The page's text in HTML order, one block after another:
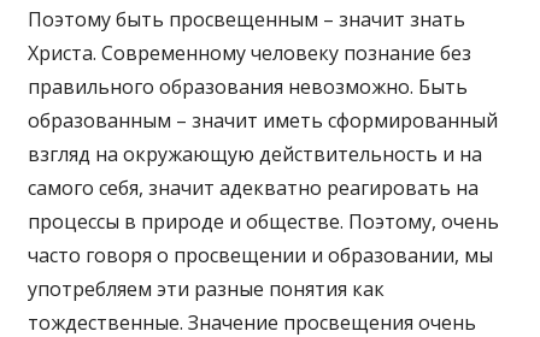
Поэтому быть просвещенным – значит знать
Христа. Современному человеку познание без
правильного образования невозможно. Быть
образованным – значит иметь сформированный
взгляд на окружающую действительность и на
самого себя, значит адекватно реагировать на
процессы в природе и обществе. Поэтому, очень
часто говоря о просвещении и образовании, мы
употребляем эти разные понятия как
тождественные. Значение просвещения очень